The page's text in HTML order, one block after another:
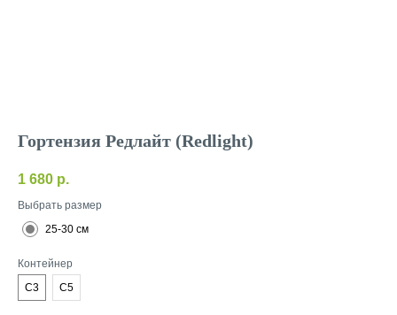
Гортензия Редлайт (Redlight)
1 680 р.
Выбрать размер
25-30 см
Контейнер
C3
C5